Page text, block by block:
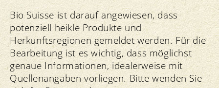
Bio Suisse ist darauf angewiesen, dass
potenziell heikle Produkte und
Herkunftsregionen gemeldet werden. Für die
Bearbeitung ist es wichtig, dass möglichst
genaue Informationen, idealerweise mit
Quellenangaben vorliegen. Bitte wenden Sie